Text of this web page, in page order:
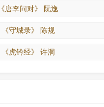
《唐李问对》 阮逸
《守城录》 陈规
《虎钤经》 许洞